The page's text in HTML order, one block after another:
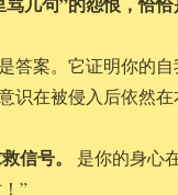
答案。它证明你的
识在被侵入后依然在
信号。
是你的身心
”